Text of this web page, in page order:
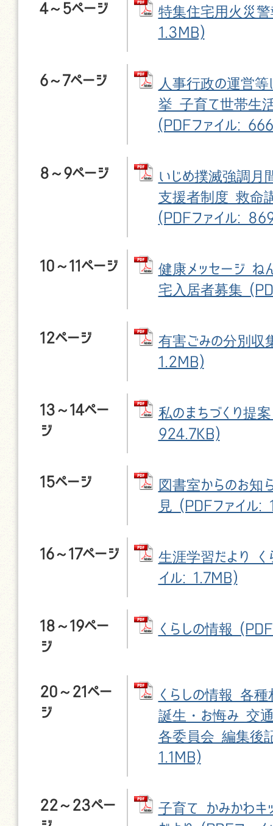
4～5ページ
特集住宅用火災警
1.3MB)
6～7ページ
人事行政の運営
挙 子育て世帯生
(PDFファイル:
8～9ページ
いじめ撲滅強調
支援者制度 救命
(PDFファイル:
10～11ページ
健康メッセージ ね
宅入居者募集
12ページ
有害ごみの分別収
1.2MB)
13～14ペー
ジ
私のまちづくり提
924.7KB)
15ページ
図書室からのお知
見 (PDFファイル:
16～17ページ
生涯学習だより く
イル: 1.7MB)
18～19ペー
ジ
くらしの情報
20～21ペー
ジ
くらしの情報 各
誕生・お悔み 交
各委員会 編集後
1.1MB)
22～23ペー
子育て かみかわ